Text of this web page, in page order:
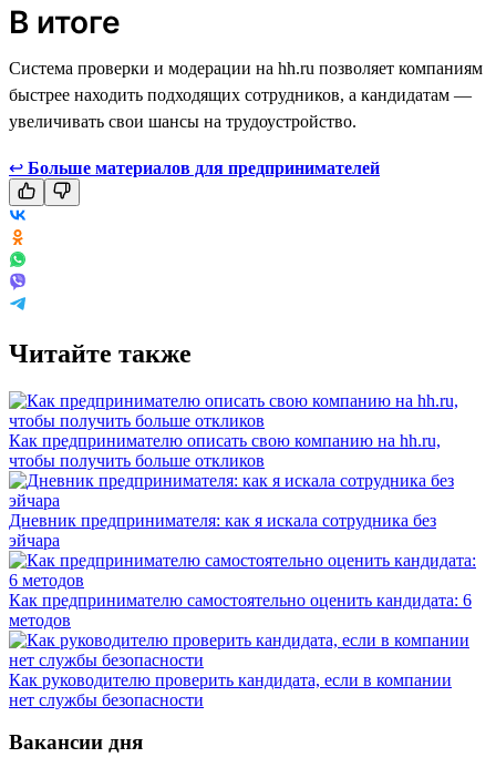
В итоге
Система проверки и модерации на hh.ru позволяет компаниям
быстрее находить подходящих сотрудников, а кандидатам —
увеличивать свои шансы на трудоустройство.
↩ Больше материалов для предпринимателей
Читайте также
Как предпринимателю описать свою компанию на hh.ru,
чтобы получить больше откликов
Дневник предпринимателя: как я искала сотрудника без
эйчара
Как предпринимателю самостоятельно оценить кандидата: 6
методов
Как руководителю проверить кандидата, если в компании
нет службы безопасности
Вакансии дня